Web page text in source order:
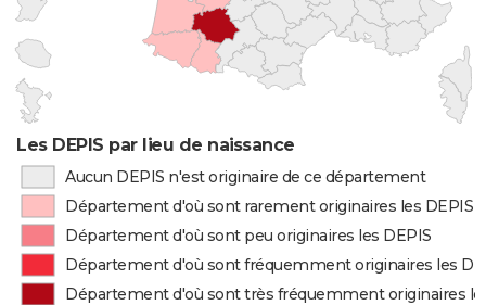
Les DEPIS par lieu de naissance
Aucun DEPIS n'est originaire de ce département
Département d'où sont rarement originaires les DEPIS
Département d'où sont peu originaires les DEPIS
Département d'où sont fréquemment originaires les
Département d'où sont très fréquemment originaires